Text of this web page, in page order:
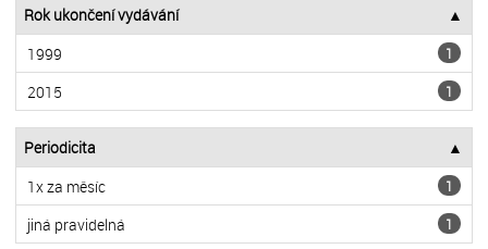
Rok ukončení vydávání
1999
1
2015 1
Periodicita
1x za měsíc
1
jiná pravidelná 1